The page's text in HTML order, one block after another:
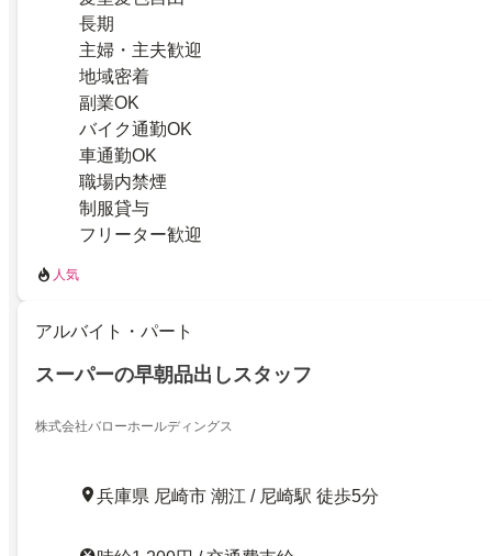
長期
主婦・主夫歓迎
地域密着
副業OK
バイク通勤OK
車通勤OK
職場内禁煙
制服貸与
フリーター歓迎
人気
アルバイト・パート
スーパーの早朝品出しスタッフ
株式会社バローホールディングス
兵庫県 尼崎市 潮江 / 尼崎駅 徒歩5分